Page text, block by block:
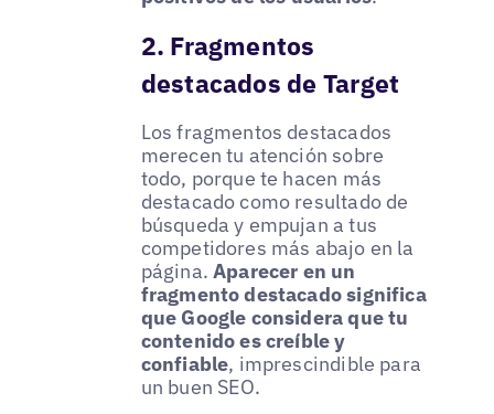
2. Fragmentos
destacados de Target
Los fragmentos destacados
merecen tu atención sobre
todo, porque te hacen más
destacado como resultado de
búsqueda y empujan a tus
competidores más abajo en la
página.Aparecer en un
fragmento destacado significa
que Google considera que tu
contenido es creíble y
confiable, imprescindible para
un buen SEO.